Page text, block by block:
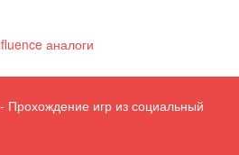
аналоги
игр из социальный